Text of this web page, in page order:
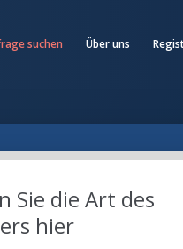
suchen Über uns
Sie die Art des
hier